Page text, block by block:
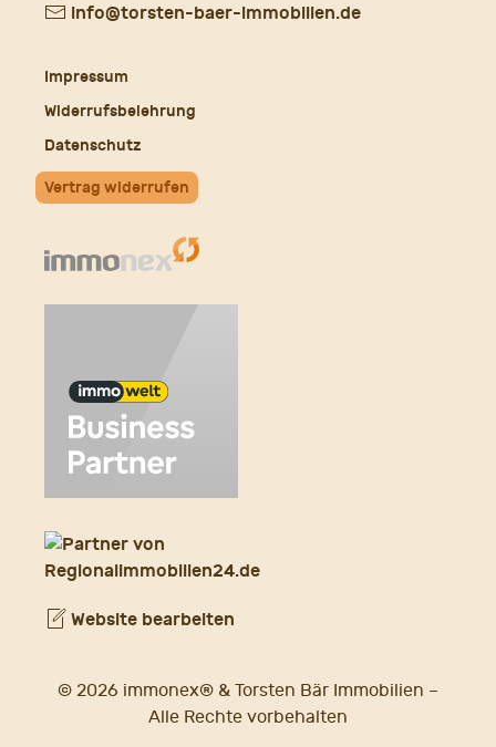
E- info@torsten-baer-immobilien.de
Impressum
Widerrufsbelehrung
Datenschutz
Vertrag widerrufen
Website bearbeiten
© 2026 immonex® & Torsten Bär Immobilien –
Alle Rechte vorbehalten